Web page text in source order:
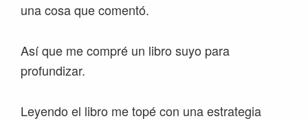
una cosa que comentó.
Así que me compré un libro suyo para
profundizar.
Leyendo el libro me topé con una estrategia